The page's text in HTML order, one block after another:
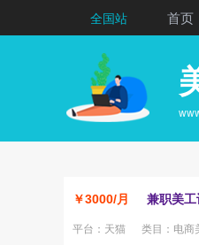
全国站 首页
￥3000/月 兼职美工
平台：天猫 类目：电